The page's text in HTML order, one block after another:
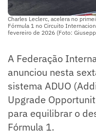
Charles Leclerc, acelera no
Fórmula 1 no Circuito
fevereiro de 2026 (Foto:
A Federação
anunciou nesta
sistema ADUO
Upgrade
para equilibrar o
Fórmula 1.